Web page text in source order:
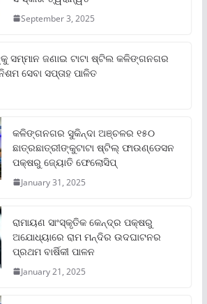
September 3, 2025
ସମ୍ମାନ ଜଣାଇ ଟାଟା ଷ୍ଟିଲ କଳିଙ୍ଗନଗର
ସେବା ସପ୍ତାହ ପାଳିତ
କଳିଙ୍ଗନଗର ସୁକିନ୍ଦା ଅଞ୍ଚଳର ୧୫୦
ଛାତ୍ରଛାତ୍ରୀଙ୍କୁଟାଟା ଷ୍ଟିଲ୍ ଫାଉଣ୍ଡେସନ
ପକ୍ଷରୁ ଜ୍ୟୋତି ଫେଲୋସିପ୍‌
January 31, 2025
ରାମାୟଣ ସାଂସ୍କୃତିକ କେନ୍ଦ୍ର ପକ୍ଷରୁ
ଅଯୋଧ୍ୟାରେ ରାମ ମନ୍ଦିର ଉଦଘାଟନର
ପ୍ରଥମ ବାର୍ଷିକୀ ପାଳନ
January 21, 2025